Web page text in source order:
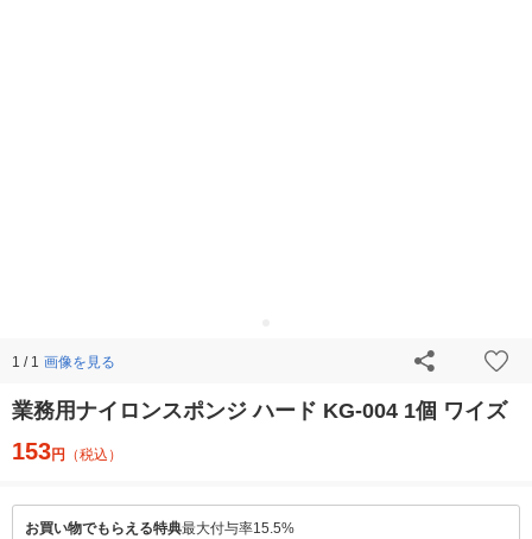
1 / 1 画像を見る
業務用ナイロンスポンジ ハード KG-004 1個 ワイズ
153円 （税込）
お買い物でもらえる特典最大付与率15.5%